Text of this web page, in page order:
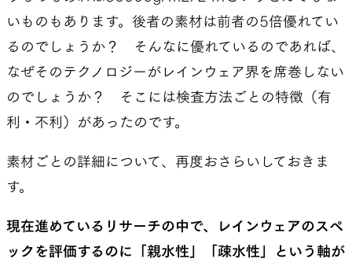
いものもあります。後者の素材は前者の5倍優れてい
るのでしょうか？ そんなに優れているのであれば、
なぜそのテクノロジーがレインウェア界を席巻しない
のでしょうか？ そこには検査方法ごとの特徴（有
利・不利）があったのです。
素材ごとの詳細について、再度おさらいしておきま
す。
現在進めているリサーチの中で、レインウェアのスペ
ックを評価するのに「親水性」「疎水性」という軸が